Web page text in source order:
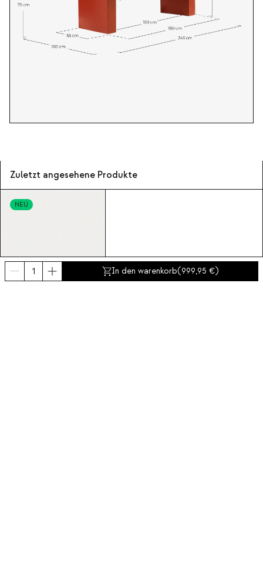
In den warenkorb(999,95 )
Zuletzt angesehene Produkte
NEU